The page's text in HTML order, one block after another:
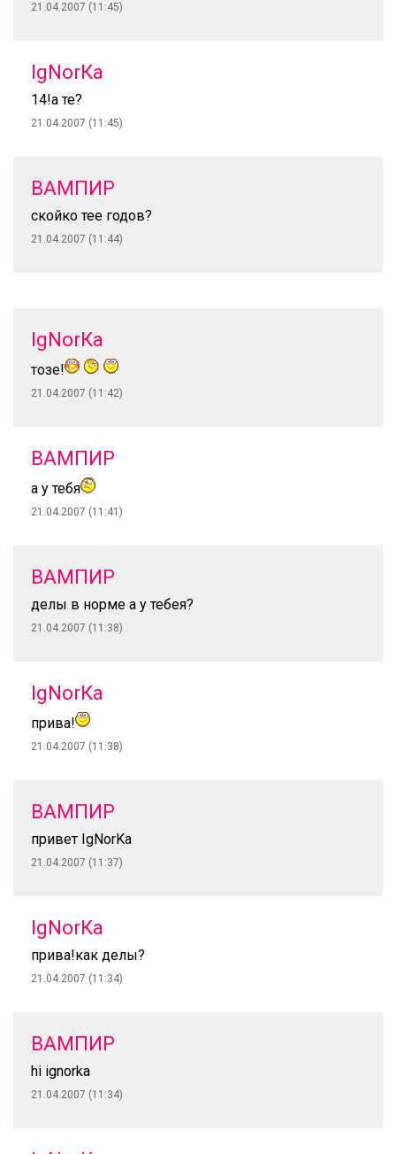
21.04.2007 (11:45)
IgNorКа
14!а те?
21.04.2007 (11:45)
ВАМПИР
скойко тее годов?
21.04.2007 (11:44)
IgNorКа
тозе!
21.04.2007 (11:42)
ВАМПИР
а у тебя
21.04.2007 (11:41)
ВАМПИР
делы в норме а у тебея?
21.04.2007 (11:38)
IgNorКа
прива!
21.04.2007 (11:38)
ВАМПИР
привет IgNorKa
21.04.2007 (11:37)
IgNorКа
прива!как делы?
21.04.2007 (11:34)
ВАМПИР
hi ignorka
21.04.2007 (11:34)